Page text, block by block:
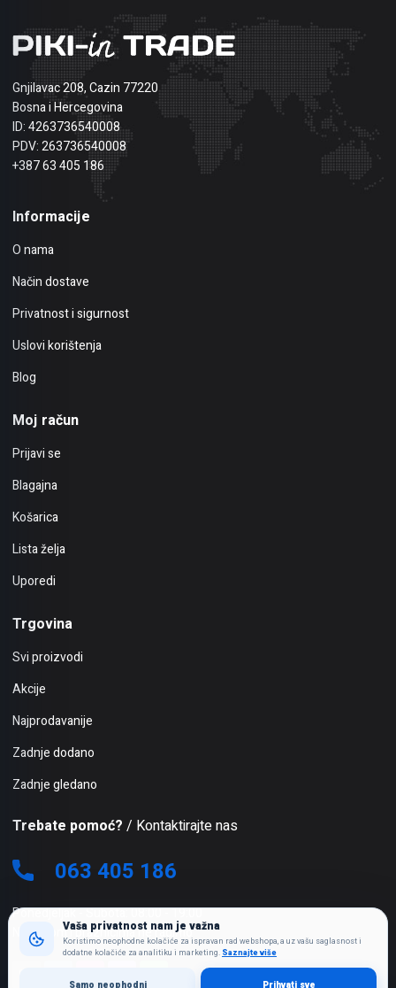
Gnjilavac 208, Cazin 77220
Bosna i Hercegovina
ID: 4263736540008
PDV: 263736540008
+387 63 405 186
Informacije
O nama
Način dostave
Privatnost i sigurnost
Uslovi korištenja
Blog
Moj račun
Prijavi se
Blagajna
Košarica
Lista želja
Uporedi
Trgovina
Svi proizvodi
Akcije
Najprodavanije
Zadnje dodano
Zadnje gledano
Trebate pomoć? / Kontaktirajte nas
063 405 186
Ponedjeljak - Subota: 08:00 - 19:00
Nedjeljom i praznicima ne radimo
Vaša privatnost nam je važna
Koristimo neophodne kolačiće za ispravan rad webshopa, a uz vašu saglasnost i
dodatne kolačiće za analitiku i marketing. Saznajte više
Samo neophodni Prihvati sve